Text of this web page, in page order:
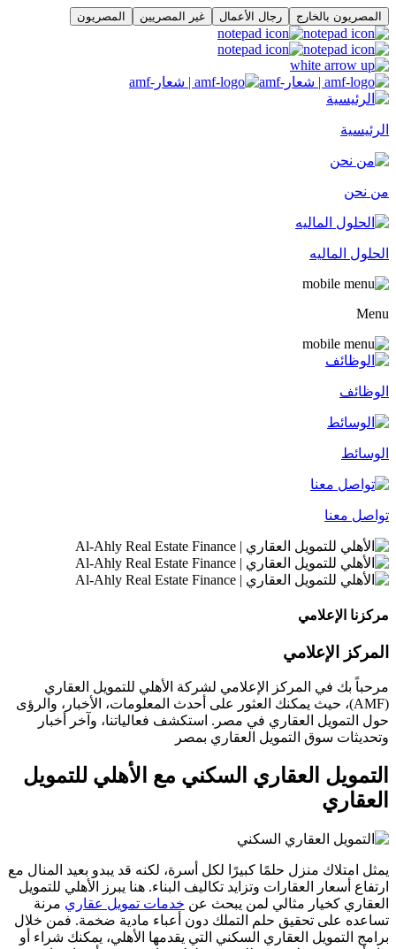
المصريون بالخارج رجال الأعمال غير المصريين المصريون
الرئيسية
من نحن
الحلول الماليه
Menu
الوظائف
الوسائط
تواصل معنا
مركزنا الإعلامي
المركز الإعلامي
مرحباً بك في المركز الإعلامي لشركة الأهلي للتمويل العقاري
(AMF)، حيث يمكنك العثور على أحدث المعلومات، الأخبار، والرؤى
حول التمويل العقاري في مصر. استكشف فعالياتنا، وآخر أخبار
وتحديثات سوق التمويل العقاري بمصر
التمويل العقاري السكني مع الأهلي للتمويل
العقاري
يمثل امتلاك منزل حلمًا كبيرًا لكل أسرة، لكنه قد يبدو بعيد المنال مع
ارتفاع أسعار العقارات وتزايد تكاليف البناء. هنا يبرز الأهلي للتمويل
العقاري كخيار مثالي لمن يبحث عن خدمات تمويل عقاري مرنة
تساعده على تحقيق حلم التملك دون أعباء مادية ضخمة. فمن خلال
برامج التمويل العقاري السكني التي يقدمها الأهلي، يمكنك شراء أو